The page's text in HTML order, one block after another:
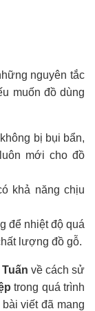
nguyên tắc
muốn đồ dùng
bị bụi bẩn,
mới cho đồ
khả năng chịu
để nhiệt độ quá
lượng đồ gỗ.
về cách sử
trong quá trình
viết đã mang